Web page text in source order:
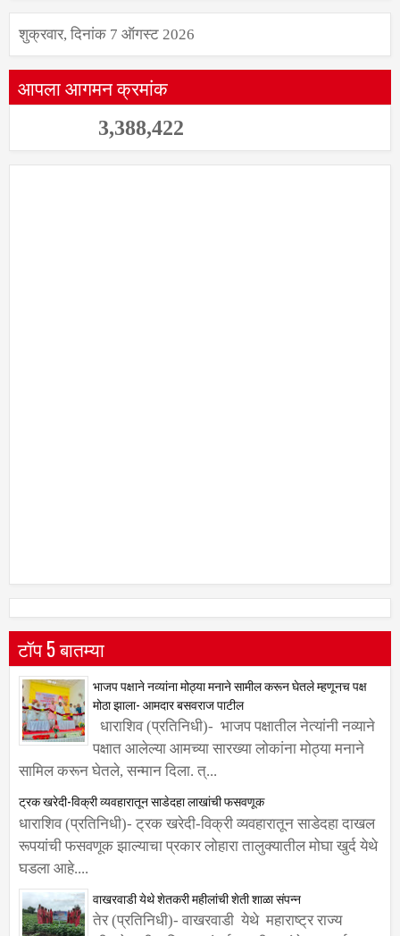
शुक्रवार, दिनांक 7 ऑगस्ट 2026
आपला आगमन क्रमांक
3,388,422
टॉप 5 बातम्या
भाजप पक्षाने नव्यांना मोठ्या मनाने सामील करून घेतले म्हणूनच पक्ष
मोठा झाला- आमदार बसवराज पाटील
धाराशिव (प्रतिनिधी)- भाजप पक्षातील नेत्यांनी नव्याने
पक्षात आलेल्या आमच्या सारख्या लोकांना मोठ्या मनाने
सामिल करून घेतले, सन्मान दिला. त्...
ट्रक खरेदी-विक्री व्यवहारातून साडेदहा लाखांची फसवणूक
धाराशिव (प्रतिनिधी)- ट्रक खरेदी-विक्री व्यवहारातून साडेदहा दाखल
रूपयांची फसवणूक झाल्याचा प्रकार लोहारा तालुक्यातील मोघा खुर्द येथे
घडला आहे....
वाखरवाडी येथे शेतकरी महीलांची शेती शाळा संपन्न
तेर (प्रतिनिधी)- वाखरवाडी येथे महाराष्ट्र राज्य